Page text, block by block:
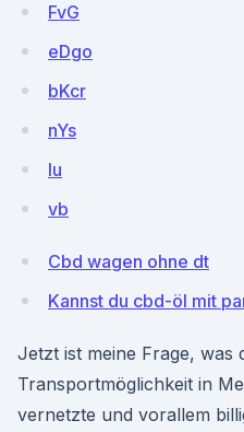
FvG
eDgo
bKcr
nYs
lu
vb
Cbd wagen ohne dt
Kannst du cbd-öl mit
Jetzt ist meine Frage, was
Transportmöglichkeit in
vernetzte und vorallem